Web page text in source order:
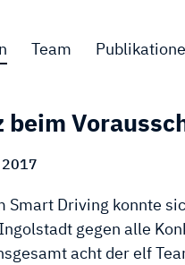
Team
beim
Smart Driving konnte
gegen alle
acht der elf